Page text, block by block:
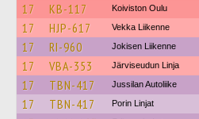
17 KB-117 Koiviston Oulu
17 HJP-617 Vekka Liikenne
17 RI-960 Jokisen Liikenne
17 VBA-353 Järviseudun Linja
17 TBN-417 Jussilan Autoliike
17 TBN-417 Porin Linjat